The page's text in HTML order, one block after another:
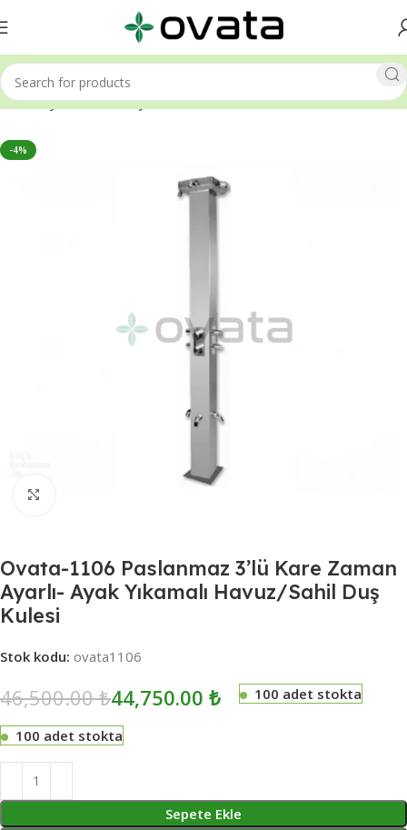
Ana Sayfa Havuz Duşu Sistemleri
-4%
Ovata-1106 Paslanmaz 3’lü Kare Zaman
Ayarlı- Ayak Yıkamalı Havuz/Sahil Duş
Kulesi
Stok kodu: ovata1106
46,500.00₺44,750.00 ₺ 100 adet stokta
100 adet stokta
Sepete Ekle